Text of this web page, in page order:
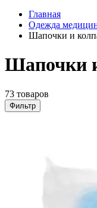
Главная
Одежда
Шапочки и
Шапочки
73 товаров
Фильтр